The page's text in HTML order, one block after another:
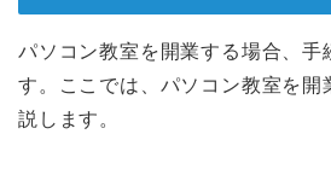
パソコン教室を開業する場合、手
す。ここでは、パソコン教室を開
説します。